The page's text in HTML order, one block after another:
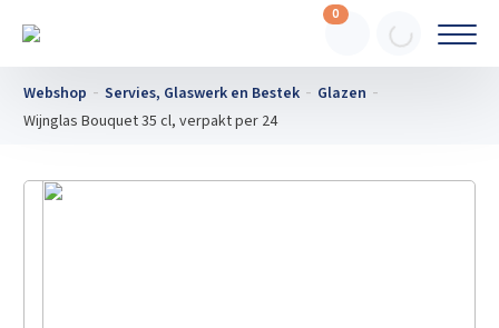
0
Webshop Servies, Glaswerk en Bestek
Glazen
Wijnglas Bouquet 35 cl, verpakt per 24